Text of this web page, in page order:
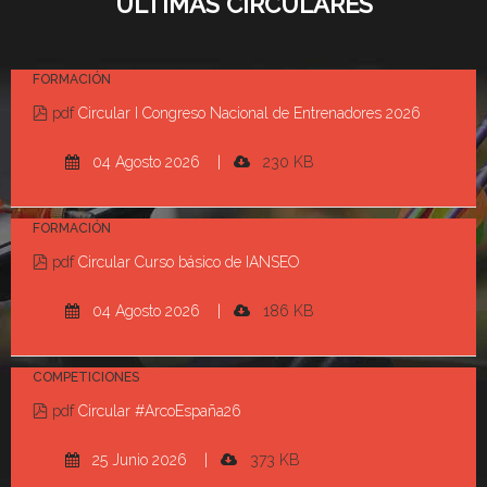
f
o
u
FORMACIÓN
pdf Circular I Congreso Nacional de Entrenadores 2026
04 Agosto 2026 | 230 KB
FORMACIÓN
pdf Circular Curso básico de IANSEO
04 Agosto 2026 | 186 KB
COMPETICIONES
pdf Circular #ArcoEspaña26
25 Junio 2026 | 373 KB